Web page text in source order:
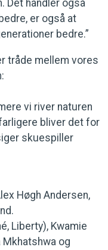
Det handler også
er også at
bedre.”
tråde mellem vores
vi river naturen
bliver det for
skuespiller
Høgh Andersen,
Liberty), Kwamie
Mkhatshwa og